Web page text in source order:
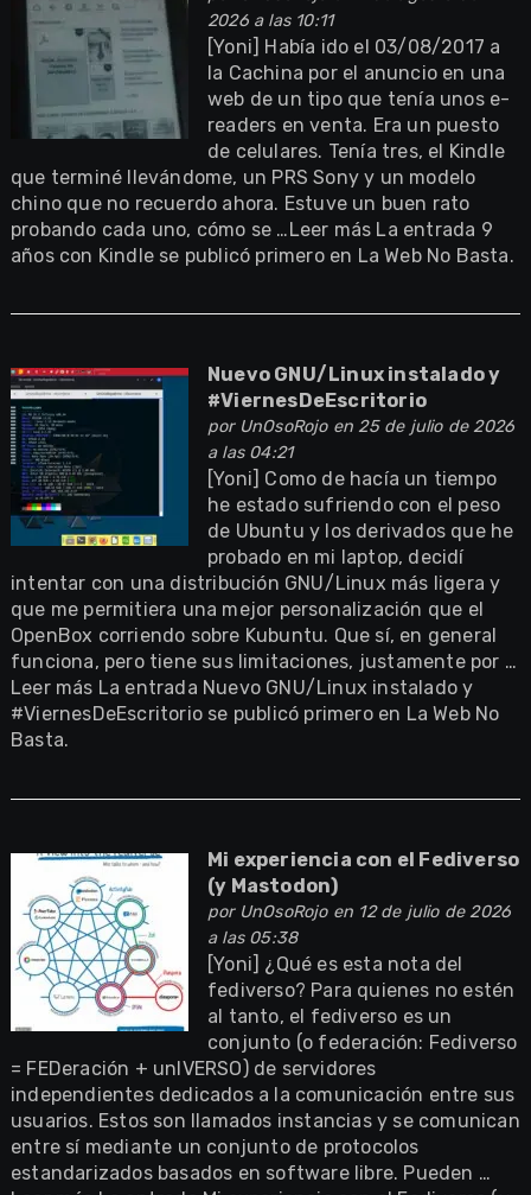
2026 a las 10:11
[Yoni] Había ido el 03/08/2017 a
la Cachina por el anuncio en una
web de un tipo que tenía unos e-
readers en venta. Era un puesto
de celulares. Tenía tres, el Kindle
que terminé llevándome, un PRS Sony y un modelo
chino que no recuerdo ahora. Estuve un buen rato
probando cada uno, cómo se …Leer más La entrada 9
años con Kindle se publicó primero en La Web No Basta.
Nuevo GNU/Linux instalado y
#ViernesDeEscritorio
por UnOsoRojoen 25 de julio de 2026
a las 04:21
[Yoni] Como de hacía un tiempo
he estado sufriendo con el peso
de Ubuntu y los derivados que he
probado en mi laptop, decidí
intentar con una distribución GNU/Linux más ligera y
que me permitiera una mejor personalización que el
OpenBox corriendo sobre Kubuntu. Que sí, en general
funciona, pero tiene sus limitaciones, justamente por …
Leer más La entrada Nuevo GNU/Linux instalado y
#ViernesDeEscritorio se publicó primero en La Web No
Basta.
Mi experiencia con el Fediverso
(y Mastodon)
por UnOsoRojoen 12 de julio de 2026
a las 05:38
[Yoni] ¿Qué es esta nota del
fediverso? Para quienes no estén
al tanto, el fediverso es un
conjunto (o federación: Fediverso
= FEDeración + unIVERSO) de servidores
independientes dedicados a la comunicación entre sus
usuarios. Estos son llamados instancias y se comunican
entre sí mediante un conjunto de protocolos
estandarizados basados en software libre. Pueden …